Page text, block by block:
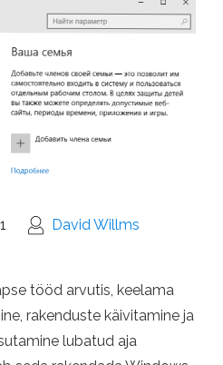
1 David Willms
tööd arvutis, keelama
rakenduste käivitamine ja
lubatud aja